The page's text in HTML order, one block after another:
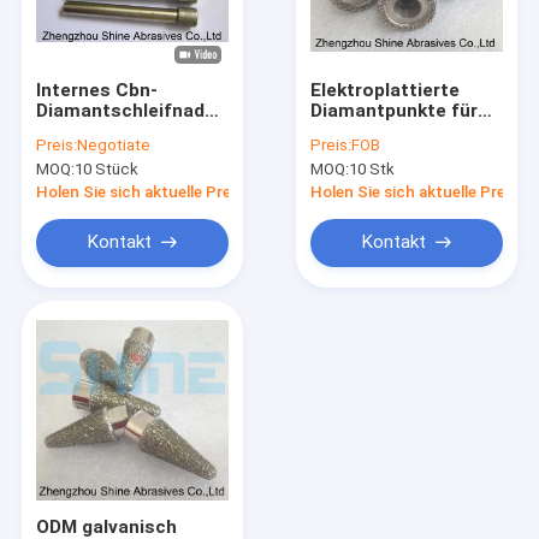
Werksbesichtigung
Nachricht
Angebot anfordern
Harz-Bond-Diamanträder
1A1 Diamond Wheel
cbn, der Rad schärft
Schleifscheiben Centerless
Internes Cbn-
Diamantschleifnadel
Elektroplattierte
Diamantwerkzeuge
Preis:Negotiate
MOQ:10 Stück
Holen Sie sich aktuelle Preis
Kontakt
Elektroplattierte
Diamantpunkte für
Drehwerkzeuge
Preis:FOB
MOQ:10 Stk
Holen Sie sich aktuelle Preis
Kontakt
ODM galvanisch